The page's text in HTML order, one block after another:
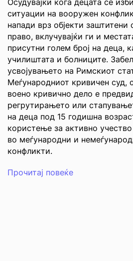
Осудувајќи кога децата се
ситуации на вооружен
напади врз објекти заштитени
право, вклучувајќи ги и
присутни голем број на деца,
училиштата и болниците.
усвојувањето на Римскиот
Меѓународниот кривичен суд,
воено кривично дело е
регрутирањето или
на деца под 15 годишна
користење за активно учество
во меѓународни и
конфликти.
Прочитај повеќе